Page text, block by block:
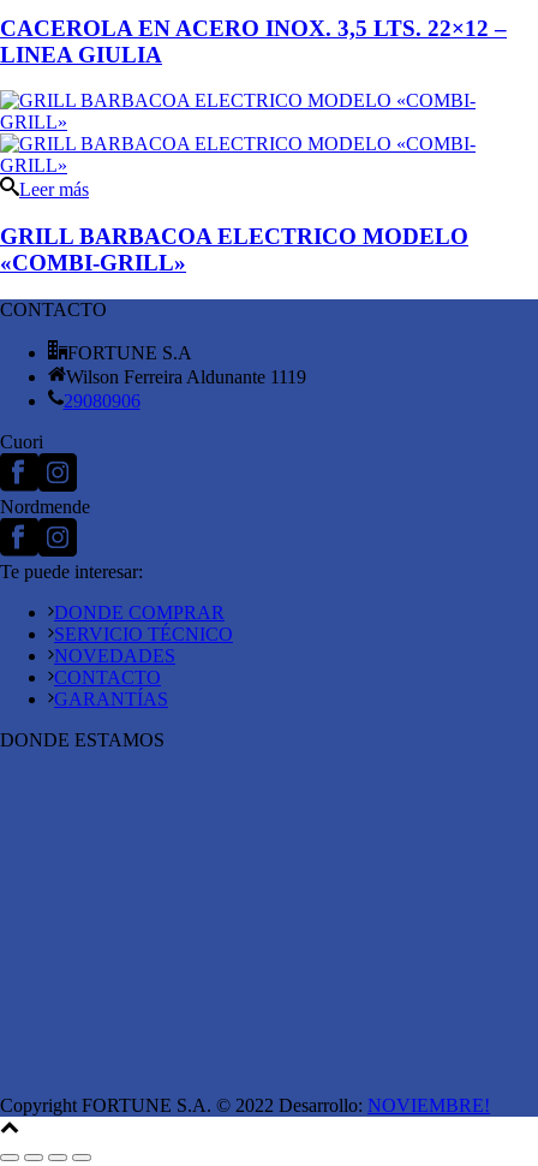
CACEROLA EN ACERO INOX. 3,5 LTS. 22×12 –
LINEA GIULIA
Leer más
GRILL BARBACOA ELECTRICO MODELO
«COMBI-GRILL»
CONTACTO
FORTUNE S.A
Wilson Ferreira Aldunante 1119
29080906
Cuori
Nordmende
Te puede interesar:
DONDE COMPRAR
SERVICIO TÉCNICO
NOVEDADES
CONTACTO
GARANTÍAS
DONDE ESTAMOS
Copyright FORTUNE S.A. © 2022 Desarrollo: NOVIEMBRE!